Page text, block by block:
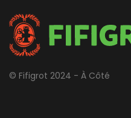
© Fifigrot 2024 - À Côté